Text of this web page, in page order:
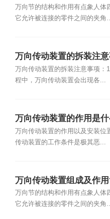
万向节的结构和作用有点象人体
它允许被连接的零件之间的夹角
万向传动装置的拆装注
万向传动装置的拆装注意事项：
程中，万向传动装置会出现各...
万向传动装置的作用是
在哪个位置上?
万向传动装置的作用以及安装位
传动装置的工作条件是极其恶...
万向传动装置组成及作
万向节的结构和作用有点象人体
它允许被连接的零件之间的夹角